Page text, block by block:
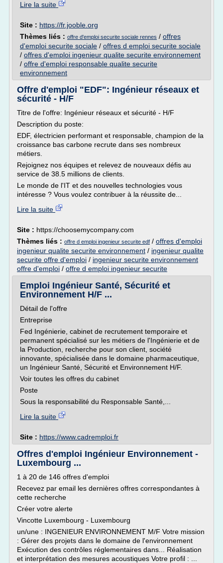
Lire la suite
Site : https://fr.jooble.org
Thèmes liés : offre d'emploi securite sociale rennes / offres
d'emploi securite sociale / offres d emploi securite sociale
/ offres d'emploi ingenieur qualite securite environnement
/ offre d'emploi responsable qualite securite
environnement
Offre d'emploi "EDF": Ingénieur réseaux et
sécurité - H/F
Titre de l'offre: Ingénieur réseaux et sécurité - H/F
Description du poste:
EDF, électricien performant et responsable, champion de la
croissance bas carbone recrute dans ses nombreux
métiers.
Rejoignez nos équipes et relevez de nouveaux défis au
service de 38.5 millions de clients.
Le monde de l'IT et des nouvelles technologies vous
intéresse ? Vous voulez contribuer à la réussite de...
Lire la suite
Site : https://choosemycompany.com
Thèmes liés : offre d emploi ingenieur securite edf / offres d'emploi
ingenieur qualite securite environnement / ingenieur qualite
securite offre d'emploi / ingenieur securite environnement
offre d'emploi / offre d emploi ingenieur securite
Emploi Ingénieur Santé, Sécurité et
Environnement H/F ...
Détail de l'offre
Entreprise
Fed Ingénierie, cabinet de recrutement temporaire et
permanent spécialisé sur les métiers de l'Ingénierie et de
la Production, recherche pour son client, société
innovante, spécialisée dans le domaine pharmaceutique,
un Ingénieur Santé, Sécurité et Environnement H/F.
Voir toutes les offres du cabinet
Poste
Sous la responsabilité du Responsable Santé,...
Lire la suite
Site : https://www.cadremploi.fr
Offres d'emploi Ingénieur Environnement -
Luxembourg ...
1 à 20 de 146 offres d'emploi
Recevez par email les dernières offres correspondantes à
cette recherche
Créer votre alerte
Vincotte Luxembourg - Luxembourg
un/une : INGENIEUR ENVIRONNEMENT M/F Votre mission
: Gérer des projets dans le domaine de l'environnement
Exécution des contrôles réglementaires dans... Réalisation
et interprétation des mesures acoustiques Votre profil : ...